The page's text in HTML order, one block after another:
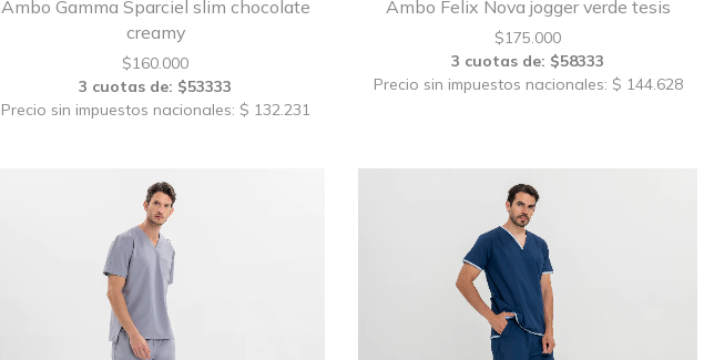
Ambo Gamma Sparciel slim chocolate
creamy
$160.000
3 cuotas de: $53333
Precio sin impuestos nacionales: $ 132.231
Ambo Felix Nova jogger verde tesis
$175.000
3 cuotas de: $58333
Precio sin impuestos nacionales: $ 144.628